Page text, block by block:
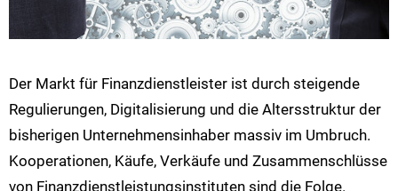
Der Markt für Finanzdienstleister ist durch steigende
Regulierungen, Digitalisierung und die Altersstruktur der
bisherigen Unternehmensinhaber massiv im Umbruch.
Kooperationen, Käufe, Verkäufe und Zusammenschlüsse
von Finanzdienstleistungsinstituten sind die Folge.